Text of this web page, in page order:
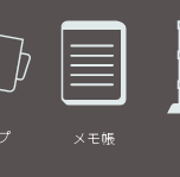
メモ帳